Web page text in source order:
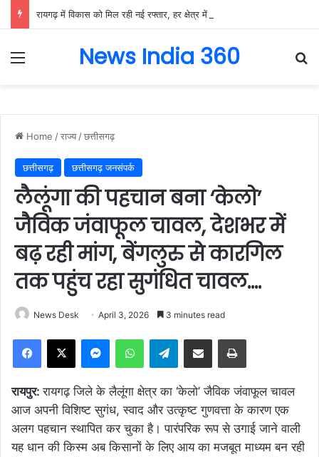
Menu News India 360
Home /राज्य /छत्तीसगढ़
छत्तीसगढ़ छत्तीसगढ़ जनसंपर्क
लैलूंगा की पहचान बना ‘केलो’
जैविक जंवाफूल चावल, देशभर में
बढ़ रही मांग, बेंगलुरु से कारगिल
तक पहुंच रहा सुगंधित चावल….
News Desk April 3, 2026 3 minutes read
Facebook
X MessengerWhatsAppTelegramShare via Email Print
रायपुर:रायगढ़ जिले के लैलूंगा क्षेत्र का ‘केलो’ जैविक जंवाफूल चावल
आज अपनी विशिष्ट सुगंध, स्वाद और उत्कृष्ट गुणवत्ता के कारण एक
अलग पहचान स्थापित कर चुका है। पारंपरिक रूप से उगाई जाने वाली
यह धान की किस्म अब किसानों के लिए आय का मजबूत माध्यम बन रही